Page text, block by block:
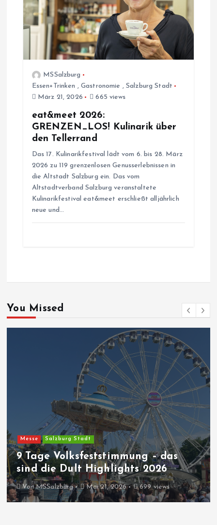
MSSalzburg
Essen+Trinken ,Gastronomie ,Salzburg Stadt
März 21, 2026
665 views
eat&meet 2026:
GRENZEN_LOS! Kulinarik über
den Tellerrand
Das 17. Kulinarikfestival lädt vom 6. bis 28. März
2026 zu 119 grenzenlosen Genusserlebnissen in
die Altstadt Salzburg ein. Das vom
Altstadtverband Salzburg veranstaltete
Kulinarikfestival eat&meet erschließt alljährlich
neue und…
You Missed
Essen+Trinken Gastronomie Salzburg Stadt
eat&meet 2026:
Kulinarik über den Tellerrand
VonMSSalzburg März 21, 2026 665 views